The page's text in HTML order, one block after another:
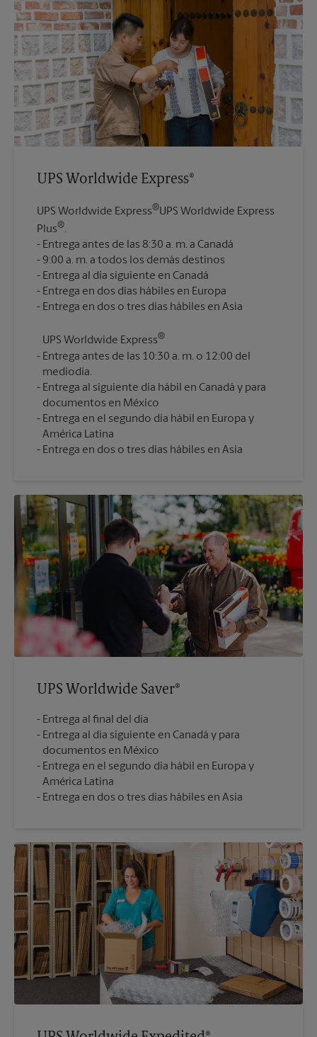
UPS Worldwide Express®
UPS Worldwide Express®UPS Worldwide Express
Plus®.
Entrega antes de las 8:30 a. m. a Canadá
9:00 a. m. a todos los demás destinos
Entrega al día siguiente en Canadá
Entrega en dos días hábiles en Europa
UPS Worldwide Express®
Entrega antes de las 10:30 a. m. o 12:00 del
mediodía.
Entrega al siguiente día hábil en Canadá y para
documentos en México
Entrega en el segundo día hábil en Europa y
América Latina
Entrega en dos o tres días hábiles en Asia
UPS Worldwide Saver®
Entrega al final del día
Entrega al día siguiente en Canadá y para
documentos en México
Entrega en el segundo día hábil en Europa y
América Latina
Entrega en dos o tres días hábiles en Asia